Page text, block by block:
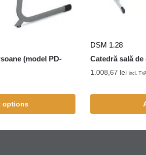
(model PD-
options
DSM 1.28
Catedră sală
1.008,67 lei incl.